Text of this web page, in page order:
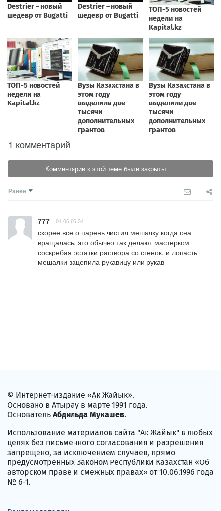
1 комментарий
Комментарии к этой теме были закрыты
Ранее
777 04.06 06:34
скорее всего парень чистил мешалку когда она
вращалась, это обычно так делают мастерком
соскребая остатки раствора со стенок, и лопасть
мешалки зацепила рукавицу или рукав
© Интернет-издание «Ак Жайык».
Основано в Атырау в марте 1991 года.
Основатель Абдильда Мукашев.
Использование материалов сайта "Ак Жайык" в любых
целях без письменного согласования и разрешения
запрещено, за исключением случаев, прямо
предусмотренных Законом Республики Казахстан «Об
авторском праве и смежных правах» от 10.06.1996 года
№ 6-1.